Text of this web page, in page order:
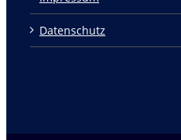
Datenschutz